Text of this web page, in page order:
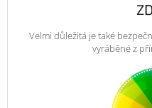
Velmi důležitá je také
vyráběné z